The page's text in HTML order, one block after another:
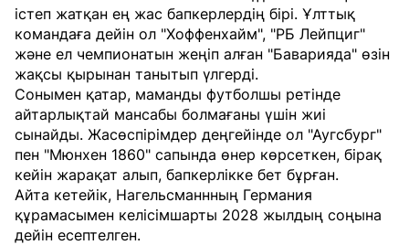
істеп жатқан ең жас бапкерлердің бірі. Ұлттық
командаға дейін ол "Хоффенхайм", "РБ Лейпциг"
және ел чемпионатын жеңіп алған "Баварияда" өзін
жақсы қырынан танытып үлгерді.
Сонымен қатар, маманды футболшы ретінде
айтарлықтай мансабы болмағаны үшін жиі
сынайды. Жасөспірімдер деңгейінде ол "Аугсбург"
пен "Мюнхен 1860" сапында өнер көрсеткен, бірақ
кейін жарақат алып, бапкерлікке бет бұрған.
Айта кетейік, Нагельсманнның Германия
құрамасымен келісімшарты 2028 жылдың соңына
дейін есептелген.